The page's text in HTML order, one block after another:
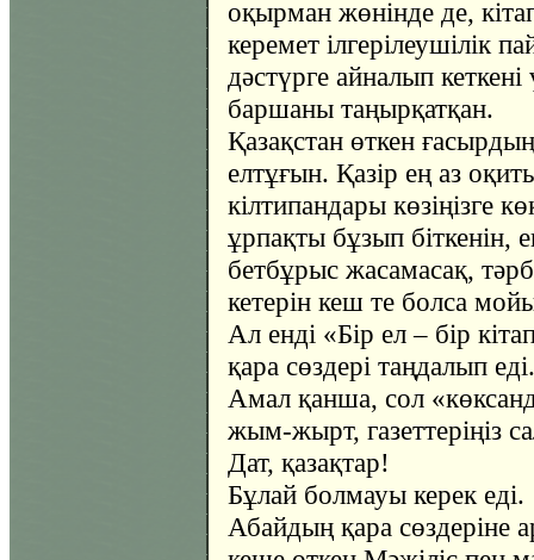
оқырман жөнінде де,
керемет ілгерілеушілік
дәстүрге айналып
баршаны таңырқатқан.
Қазақстан өткен
елтұғын. Қазір ең аз
кілтипандары көзіңізге
ұрпақты бұзып біткенін,
бетбұрыс жасамасақ,
кетерін кеш те болса
Ал енді «Бір ел – бір
қара сөздері таңдалып
Амал қанша, сол
жым-жырт, газеттеріңіз
Дат, қазақтар!
Бұлай болмауы керек еді.
Абайдың қара сөздеріне